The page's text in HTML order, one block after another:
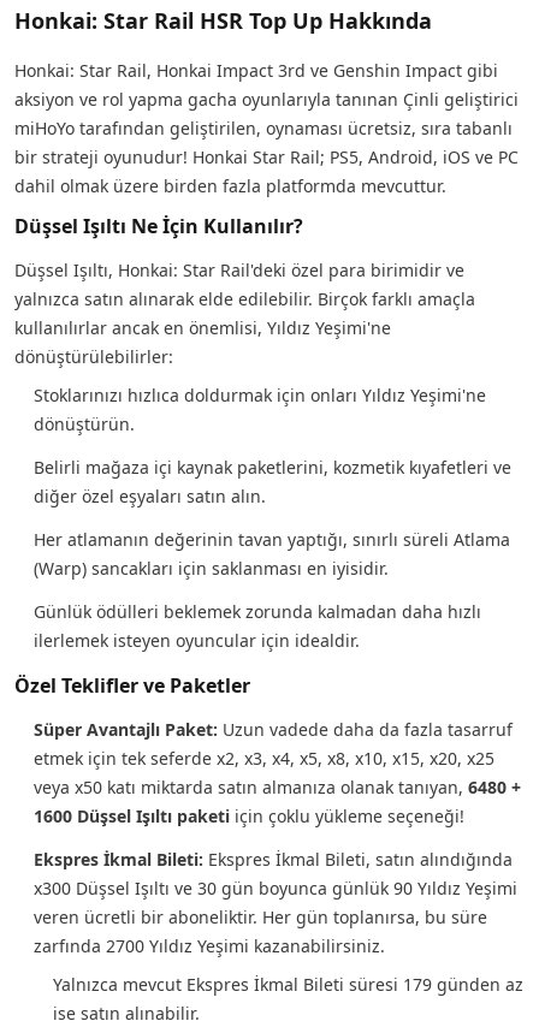
Honkai: Star Rail HSR Top Up Hakkında
Honkai: Star Rail, Honkai Impact 3rd ve Genshin Impact gibi
aksiyon ve rol yapma gacha oyunlarıyla tanınan Çinli geliştirici
miHoYo tarafından geliştirilen, oynaması ücretsiz, sıra tabanlı
bir strateji oyunudur! Honkai Star Rail; PS5, Android, iOS ve PC
dahil olmak üzere birden fazla platformda mevcuttur.
Düşsel Işıltı Ne İçin Kullanılır?
Düşsel Işıltı, Honkai: Star Rail'deki özel para birimidir ve
yalnızca satın alınarak elde edilebilir. Birçok farklı amaçla
kullanılırlar ancak en önemlisi, Yıldız Yeşimi'ne
dönüştürülebilirler:
Stoklarınızı hızlıca doldurmak için onları Yıldız Yeşimi'ne
dönüştürün.
Belirli mağaza içi kaynak paketlerini, kozmetik kıyafetleri ve
diğer özel eşyaları satın alın.
Her atlamanın değerinin tavan yaptığı, sınırlı süreli Atlama
(Warp) sancakları için saklanması en iyisidir.
Günlük ödülleri beklemek zorunda kalmadan daha hızlı
ilerlemek isteyen oyuncular için idealdir.
Özel Teklifler ve Paketler
Süper Avantajlı Paket: Uzun vadede daha da fazla tasarruf
etmek için tek seferde x2, x3, x4, x5, x8, x10, x15, x20, x25
veya x50 katı miktarda satın almanıza olanak tanıyan, 6480 +
1600 Düşsel Işıltı paketi için çoklu yükleme seçeneği!
Ekspres İkmal Bileti: Ekspres İkmal Bileti, satın alındığında
x300 Düşsel Işıltı ve 30 gün boyunca günlük 90 Yıldız Yeşimi
veren ücretli bir aboneliktir. Her gün toplanırsa, bu süre
zarfında 2700 Yıldız Yeşimi kazanabilirsiniz.
Yalnızca mevcut Ekspres İkmal Bileti süresi 179 günden az
ise satın alınabilir.